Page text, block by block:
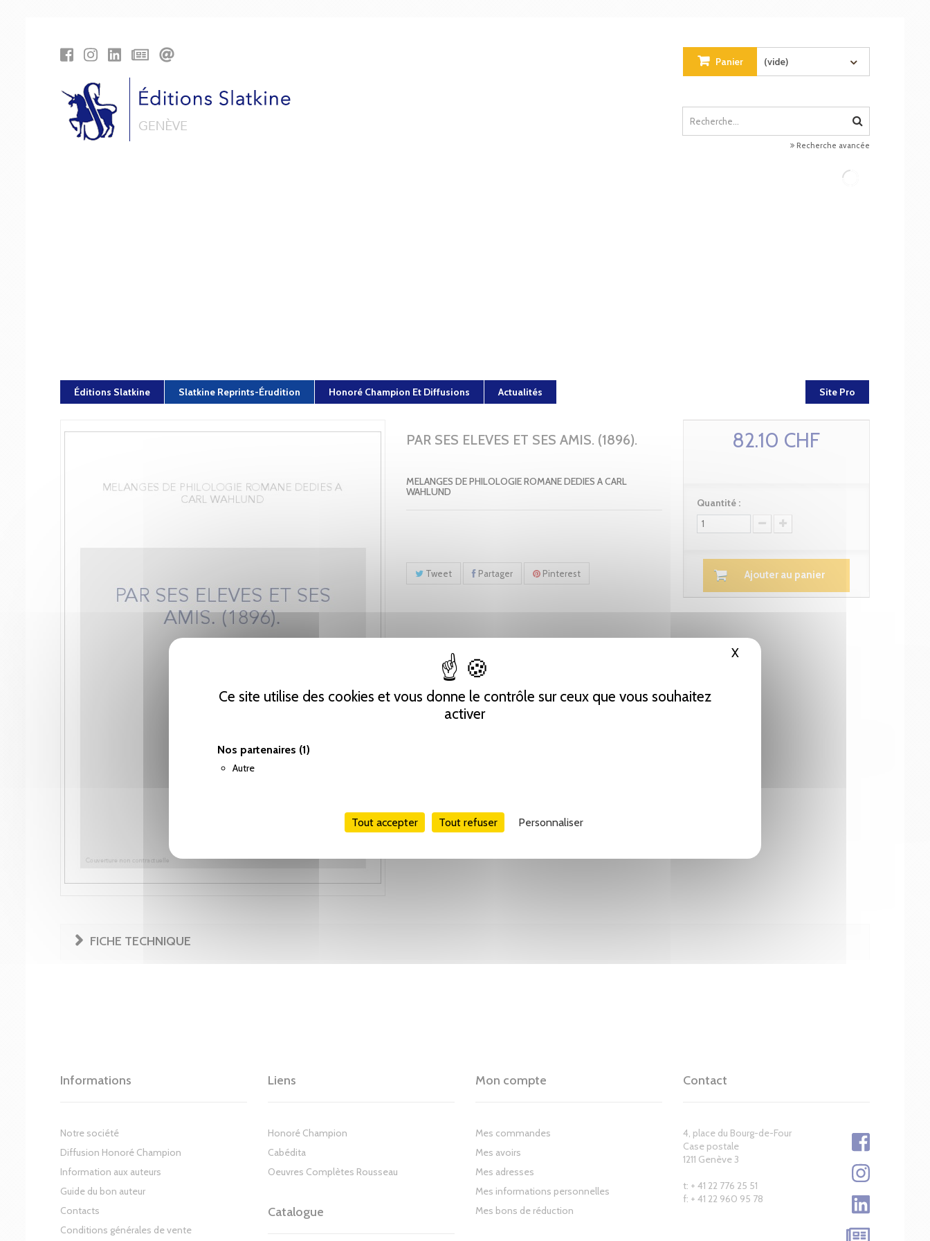
Ce site utilise des cookies et vous donne le contrôle sur ceux que vous souhaitez
activer
Nos partenaires (1)
Autre
Tout accepter Tout refuser Personnaliser
X Masquer le bandeau des cookies
Panier (vide)
Recherche avancée
Éditions Slatkine Slatkine Reprints-Érudition Honoré Champion Et Diffusions Actualités Site Pro
PAR SES ELEVES ET SES AMIS. (1896).
MELANGES DE PHILOLOGIE ROMANE DEDIES A CARL
WAHLUND
Tweet Partager Pinterest
82.10 CHF
Quantité :
Ajouter au panier
FICHE TECHNIQUE
Informations
Notre société
Diffusion Honoré Champion
Information aux auteurs
Guide du bon auteur
Contacts
Conditions générales de vente
Liens
Honoré Champion
Cabédita
Oeuvres Complètes Rousseau
Catalogue
Mon compte
Mes commandes
Mes avoirs
Mes adresses
Mes informations personnelles
Mes bons de réduction
Contact
4, place du Bourg-de-Four
Case postale
1211 Genève 3
t: + 41 22 776 25 51
f: + 41 22 960 95 78